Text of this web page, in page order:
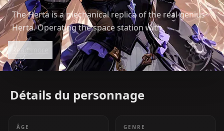
The Herta is a mechanical replica of the real genius
Herta. Operating the space station with
programmed arrogance, she reflects her creator’s
genius and ego in miniature form.
Read more
Détails du personnage
ÂGE GENRE